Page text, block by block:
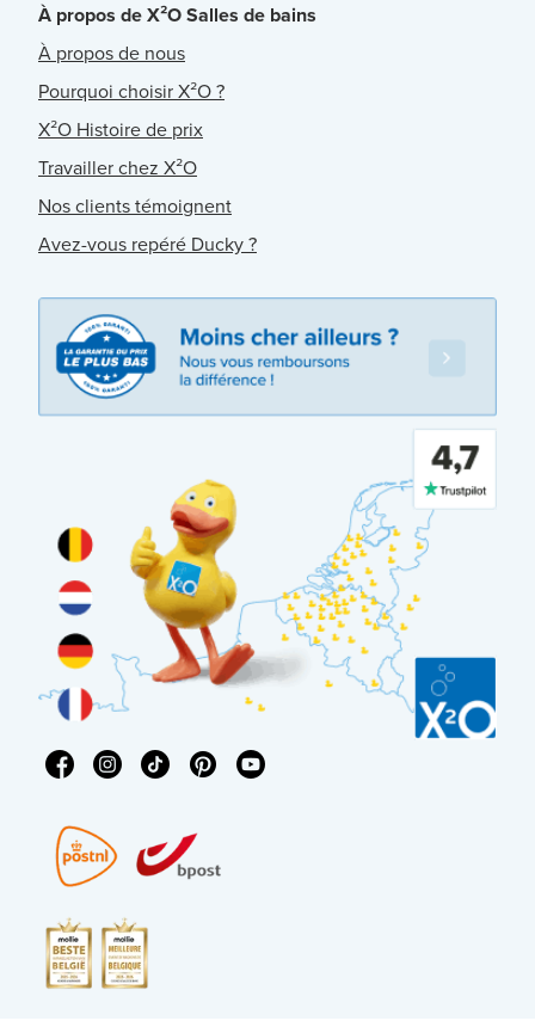
À propos de X²O Salles de bains
À propos de nous
Pourquoi choisir X²O ?
X²O Histoire de prix
Travailler chez X²O
Nos clients témoignent
Avez-vous repéré Ducky ?